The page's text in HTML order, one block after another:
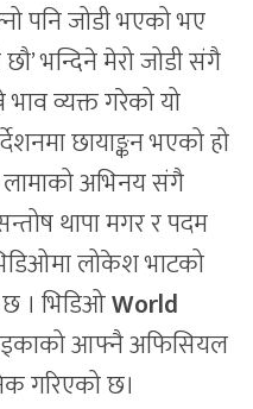
पनि जोडी भएको भए
छौ’ भन्दिने मेरो जोडी संगै
भाव व्यक्त गरेको यो
छायाङ्कन भएको हो
अभिनय संगै
थापा मगर र पदम
लोकेश भाटको
। भिडिओWorld
आफ्नै अफिसियल
गरिएको छ।